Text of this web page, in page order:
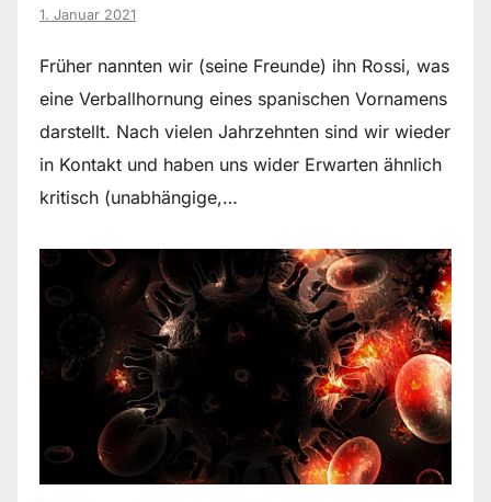
1. Januar 2021
Früher nannten wir (seine Freunde) ihn Rossi, was
eine Verballhornung eines spanischen Vornamens
darstellt. Nach vielen Jahrzehnten sind wir wieder
in Kontakt und haben uns wider Erwarten ähnlich
kritisch (unabhängige,…